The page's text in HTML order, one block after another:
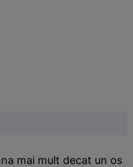
mai mult decat un os